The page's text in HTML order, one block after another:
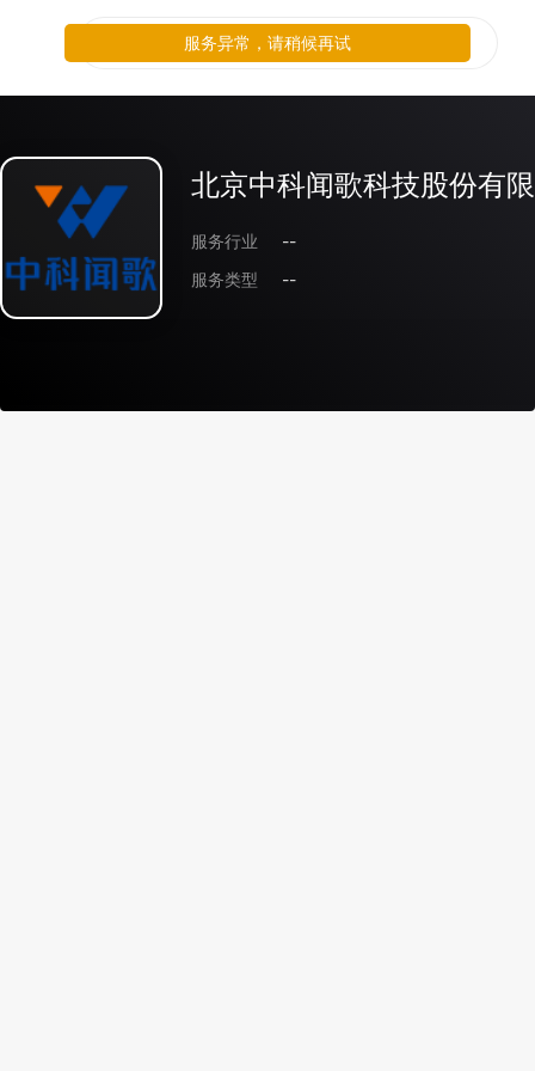
北京中科闻歌科技股份有
服务行业
--
服务类型
--
服务异常，请稍候再试